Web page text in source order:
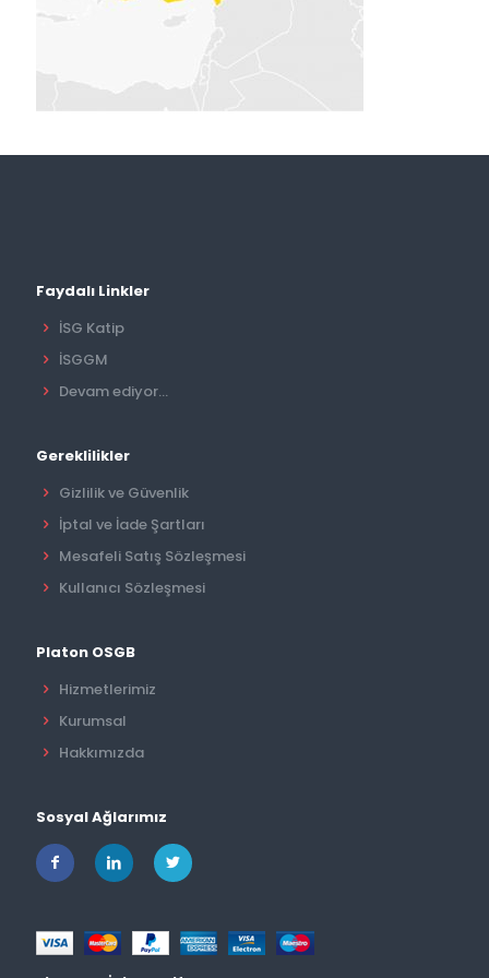
Faydalı Linkler
İSG Katip
İSGGM
Devam ediyor...
Gereklilikler
Gizlilik ve Güvenlik
İptal ve İade Şartları
Mesafeli Satış Sözleşmesi
Kullanıcı Sözleşmesi
Platon OSGB
Hizmetlerimiz
Kurumsal
Hakkımızda
Sosyal Ağlarımız